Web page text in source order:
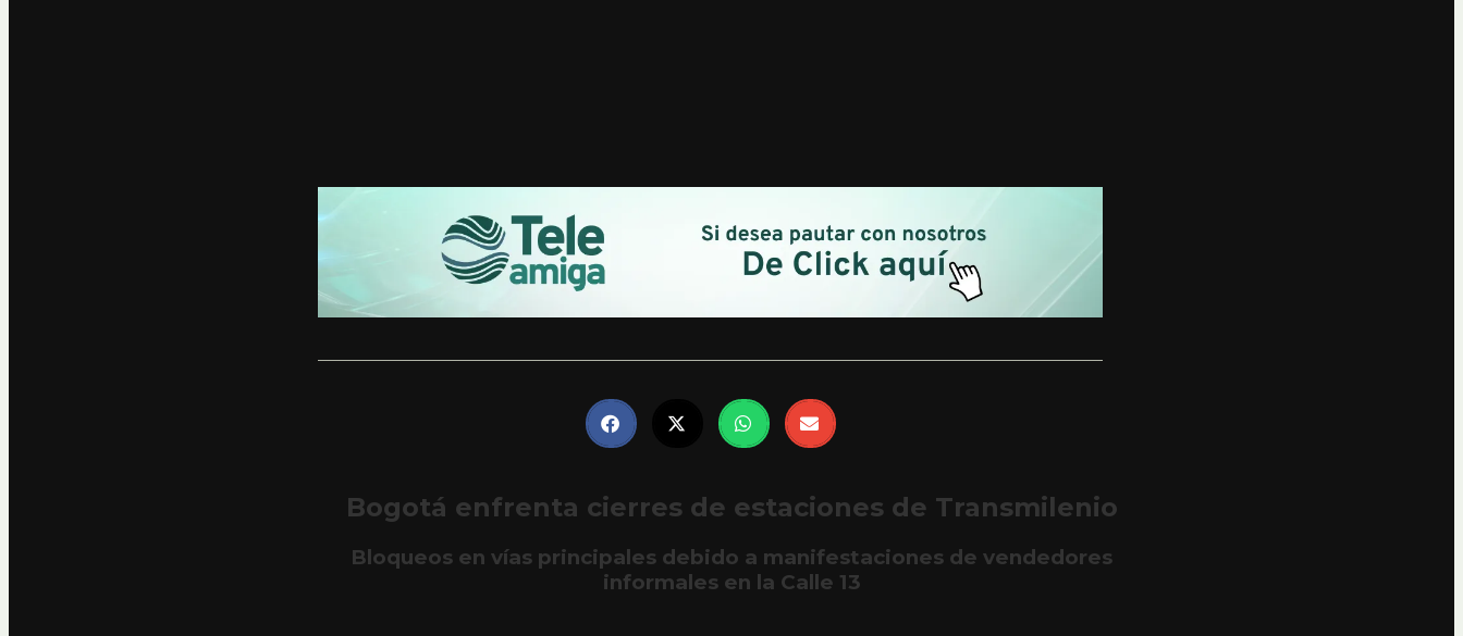
Bogotá enfrenta cierres de estaciones de Transmilenio
Bloqueos en vías principales debido a manifestaciones de vendedores
informales en la Calle 13